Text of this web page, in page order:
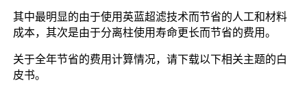
其中最明显的由于使用英蓝超滤技术而节省的人工和材料
成本，其次是由于分离柱使用寿命更长而节省的费用。
关于全年节省的费用计算情况，请下载以下相关主题的白
皮书。